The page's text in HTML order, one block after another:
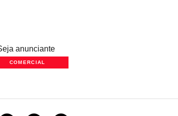
anunciante
COMERCIAL